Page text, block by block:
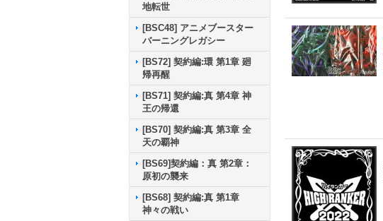
地転世
[BSC48] アニメブースター
バーニングレガシー
[BS72] 契約編:環 第1章 廻
帰再醒
[BS71] 契約編:真 第4章 神
王の帰還
[BS70] 契約編:真 第3章 全
天の覇神
[BS69]契約編：真 第2章：
原初の襲来
[BS68] 契約編:真 第1章
神々の戦い